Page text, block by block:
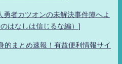
者カツオンの未解決事件簿へよ
はなしは信じるな編）]
まとめ速報！有益便利情報サイ